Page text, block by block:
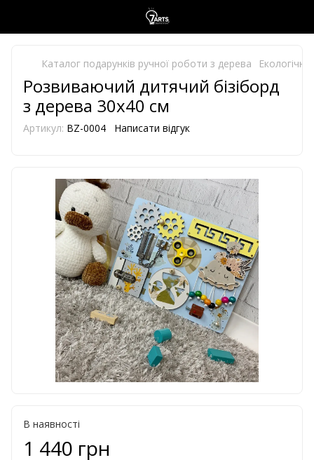
Каталог подарунків ручної роботи з дерева
Розвиваючий дитячий бізіборд
з дерева 30х40 см
Артикул: BZ-0004 Написати відгук
В наявності
1 440 грн